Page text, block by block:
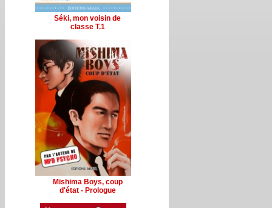
Séki, mon voisin de
classe T.1
Mishima Boys, coup
d'état - Prologue